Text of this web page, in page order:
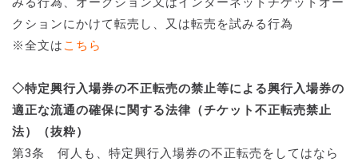
クションにかけて転売し、又は転売を試みる行為
※全文は こちら
◇特定興行入場券の不正転売の禁止等による興行入場券の
適正な流通の確保に関する法律（チケット不正転売禁止
法）（抜粋）
第3条 何人も、特定興行入場券の不正転売をしてはなら